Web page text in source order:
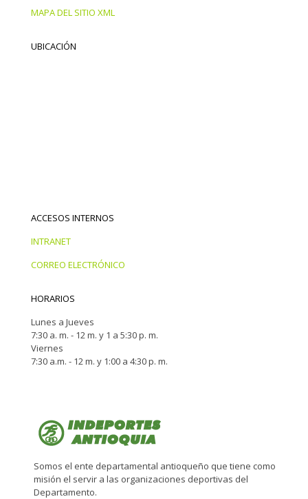
MAPA DEL SITIO XML
UBICACIÓN
ACCESOS INTERNOS
INTRANET
CORREO ELECTRÓNICO
HORARIOS
Lunes a Jueves
7:30 a. m. - 12 m. y 1 a 5:30 p. m.
Viernes
7:30 a.m. - 12 m. y 1:00 a 4:30 p. m.
Somos el ente departamental antioqueño que tiene como
misión el servir a las organizaciones deportivas del
Departamento.